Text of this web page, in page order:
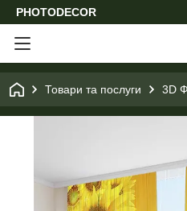
PHOTODECOR
Товари та послуги 3D